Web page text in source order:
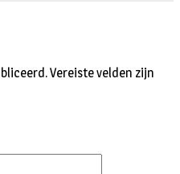
Vereiste velden zijn